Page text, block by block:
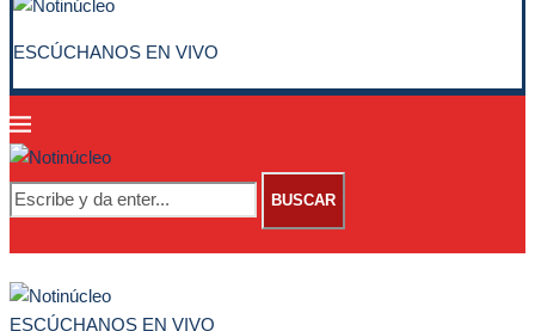
ESCÚCHANOS EN VIVO
BUSCAR
ESCÚCHANOS EN VIVO